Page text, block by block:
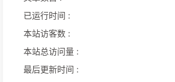
已运行时间 :
本站访客数 :
本站总访问量 :
最后更新时间 :